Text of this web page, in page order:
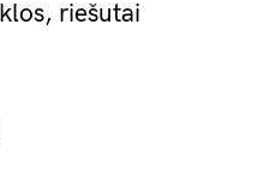
riešutai